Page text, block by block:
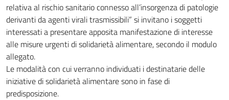
relativa al rischio sanitario connesso all’insorgenza di patologie
derivanti da agenti virali trasmissibili” si invitano i soggetti
interessati a presentare apposita manifestazione di interesse
alle misure urgenti di solidarietà alimentare, secondo il modulo
allegato.
Le modalità con cui verranno individuati i destinatarie delle
iniziative di solidarietà alimentare sono in fase di
predisposizione.